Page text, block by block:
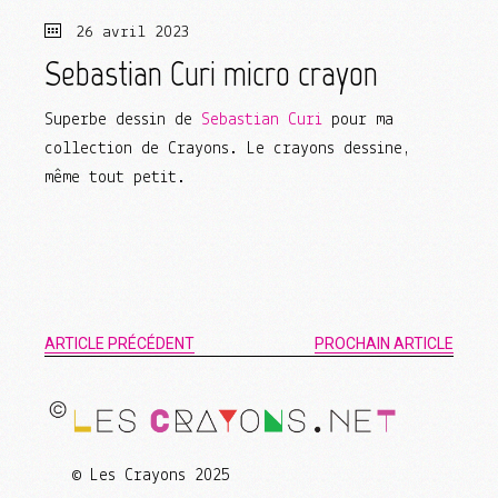
26 avril 2023
Sebastian Curi micro crayon
Superbe dessin de Sebastian Curi pour ma
collection de Crayons. Le crayons dessine,
même tout petit.
ARTICLE PRÉCÉDENT PROCHAIN ARTICLE
© Les Crayons 2025